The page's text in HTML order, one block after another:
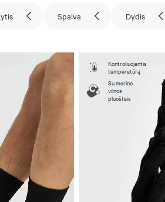
Spalva Dydis
Kontroliuojantis
temperatūrą
Su merino
vilnos
pluoštais